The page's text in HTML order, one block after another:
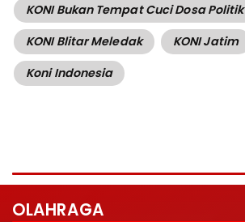
KONI Bukan Tempat Cuci Dosa Politik
KONI Blitar Meledak
KONI Jatim
Koni Indonesia
OLAHRAGA